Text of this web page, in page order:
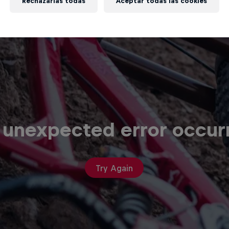
error
Try Again